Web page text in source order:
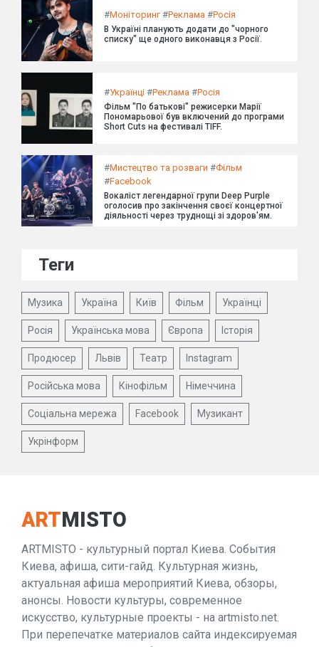
#Моніторинг#Реклама #Росія
В Україні планують додати до "чорного
списку" ще одного виконавця з Росії.
#Українці #Реклама #Росія
Фільм "По батькові" режисерки Марії
Пономарьової був включений до програми
Short Cuts на фестивалі TIFF.
#Мистецтво та розваги #Фільм
#Facebook
Вокаліст легендарної групи Deep Purple
оголосив про закінчення своєї концертної
діяльності через труднощі зі здоров'ям.
Теги
Музика Україна Київ Фільм Українці
Росія Українська мова Європа Історія
Продюсер Львів Театр Instagram
Російська мова Кінофільм Німеччина
Соціальна мережа Facebook Музикант
Укрінформ
ARTMISTO
ARTMISTO - культурный портал Киева. События
Киева, афиша, сити-гайд. Культурная жизнь,
актуальная афиша мероприятий Киева, обзоры,
анонсы. Новости культуры, современное
искусство, культурные проекты - на artmisto.net.
При перепечатке материалов сайта индексируемая